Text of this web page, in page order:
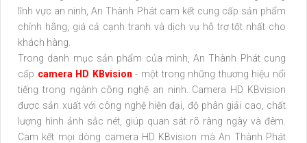
lĩnh vực an ninh, An Thành Phát cam kết cung cấp sản phẩm
chính hãng, giá cả cạnh tranh và dịch vụ hỗ trợ tốt nhất cho
khách hàng.
Trong danh mục sản phẩm của mình, An Thành Phát cung
cấp camera HD KBvision - một trong những thương hiệu nổi
tiếng trong ngành công nghệ an ninh. Camera HD KBvision
được sản xuất với công nghệ hiện đại, độ phân giải cao, chất
lượng hình ảnh sắc nét, giúp quan sát rõ ràng ngày và đêm.
Cam kết mọi dòng camera HD KBvision mà An Thành Phát